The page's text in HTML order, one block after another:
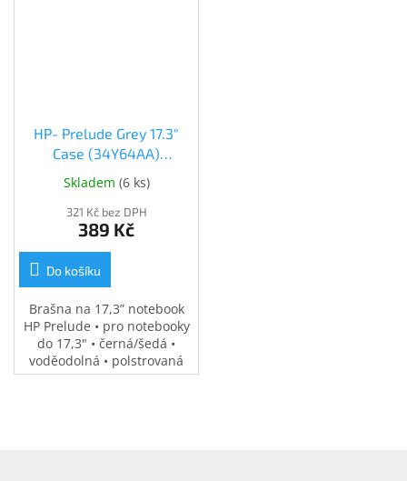
HP- Prelude Grey 17.3"
Case (34Y64AA)
(34Y64AA)
Skladem (6 ks)
321 Kč bez DPH
389 Kč
Do košíku
Brašna na 17,3” notebook
HP Prelude • pro notebooky
do 17,3" • černá/šedá •
voděodolná • polstrovaná
přihrádka na notebook •